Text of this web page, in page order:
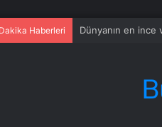
Haberleri İstanbul’da